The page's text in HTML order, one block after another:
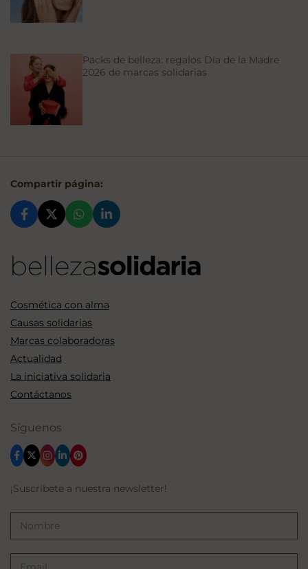
Packs de belleza: regalos Día de la Madre
2026 de marcas solidarias
Compartir página:
Cosmética con alma
Causas solidarias
Marcas colaboradoras
Actualidad
La iniciativa solidaria
Contáctanos
Síguenos
¡Suscríbete a nuestra newsletter!